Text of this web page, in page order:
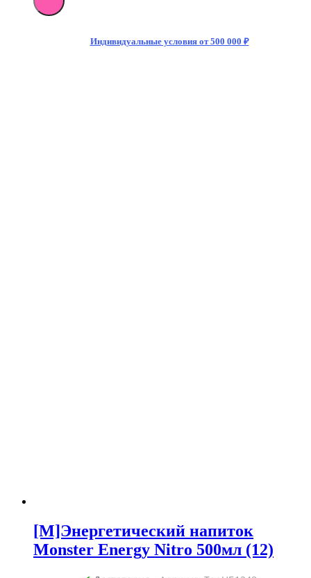
напиток
Индивидуальные условия от 500 000 ₽
[M]Энергетический напиток
Monster Energy Nitro 500мл (12)